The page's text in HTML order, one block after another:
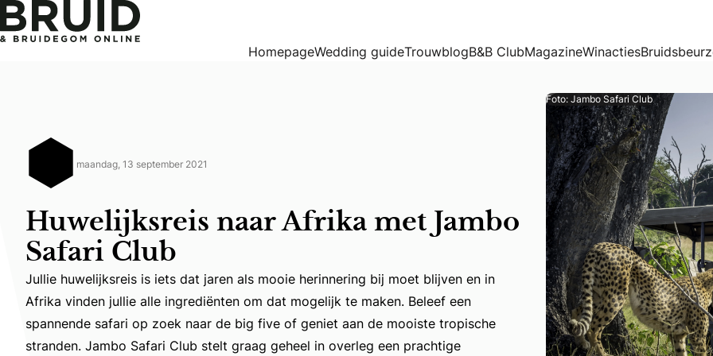
Huwelijksreis naar Afrika met Jambo Safari Club
HomepageWedding guideTrouwblogB&B ClubMagazineWinacties
maandag, 13 september 2021
Huwelijksreis naar Afrika met Jambo
Safari Club
Jullie huwelijksreis is iets dat jaren als mooie herinnering bij moet blijven en in Afrika vinden jullie alle
Jullie huwelijksreis is iets dat jaren als mooie herinnering bij moet blijven en in
Afrika vinden jullie alle ingrediënten om dat mogelijk te maken. Beleef een
spannende safari op zoek naar de big five of geniet aan de mooiste tropische
stranden. Jambo Safari Club stelt graag geheel in overleg een prachtige
Foto: Jambo Safari Club